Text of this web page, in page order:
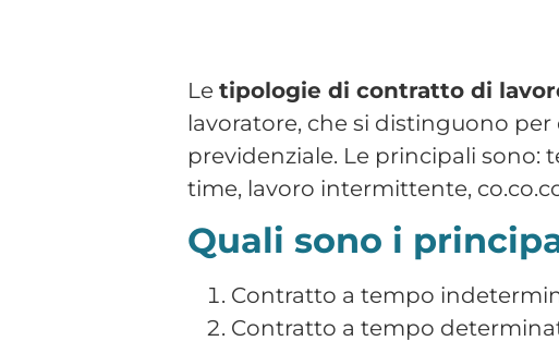
Contratto a tempo
Il contratto a tempo determinato
temporanee o sostitutive.
La normativa prevede:
Limiti di durata complessiva
Regole su proroghe e rinnovi